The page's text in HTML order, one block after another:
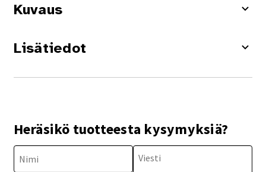
Kuvaus
Lisätiedot
Heräsikö tuotteesta kysymyksiä?